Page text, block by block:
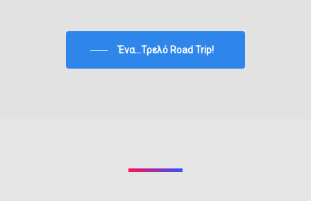
Ένα...Τρελό Road Trip!